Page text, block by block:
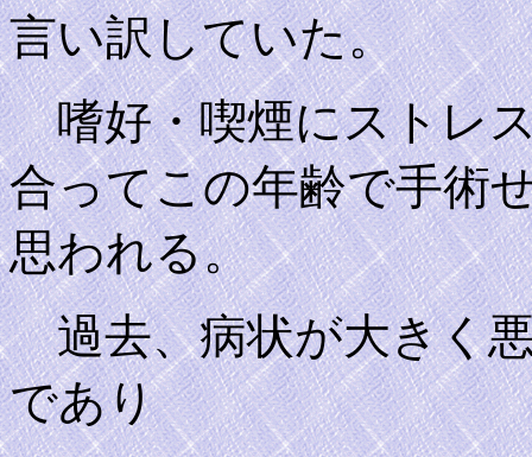
言い訳していた。
嗜好・喫煙にストレ
合ってこの年齢で手術
思われる。
過去、病状が大きく
であり